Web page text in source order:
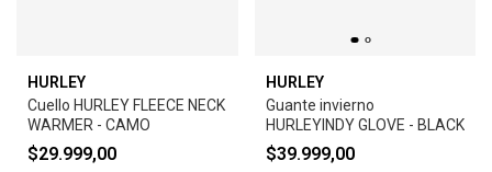
HURLEY
Cuello HURLEY FLEECE NECK
WARMER - CAMO
$29.999,00
HURLEY
Guante invierno
HURLEYINDY GLOVE - BLACK
$39.999,00